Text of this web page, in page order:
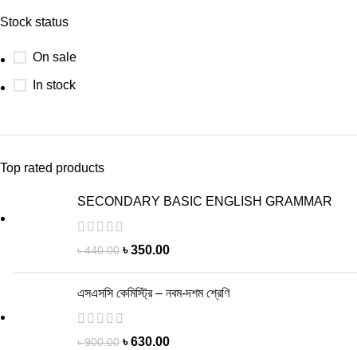
Stock status
On sale
In stock
Top rated products
SECONDARY BASIC ENGLISH GRAMMAR
৳440.00 Original
price
was:
৳350.00Current
price
is:
এসএসসি কেমিস্ট্রি – নবম-দশম শ্রেণি
৳900.00 Original
৳630.00Current